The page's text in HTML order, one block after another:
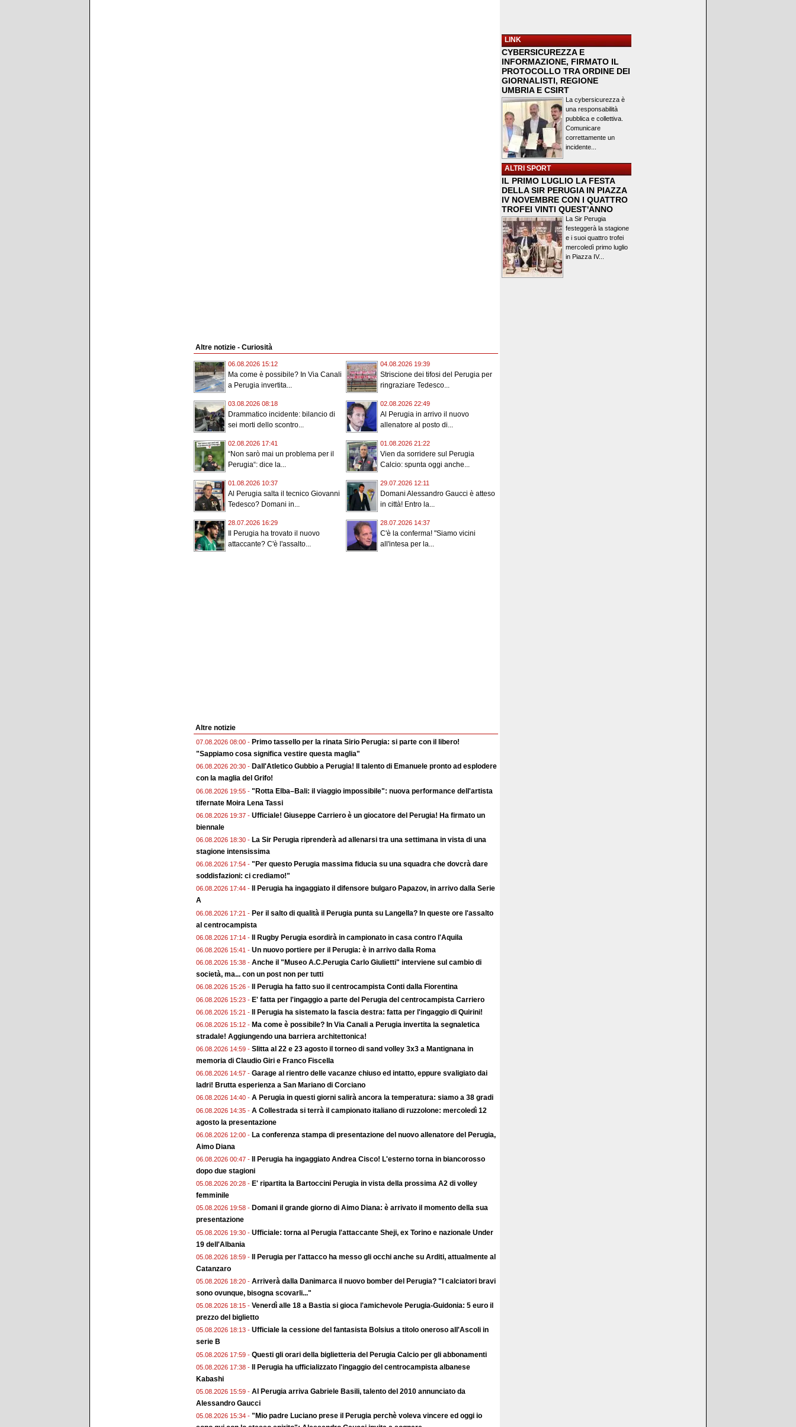
Altre notizie - Curiosità
06.08.2026 15:12
Ma come è possibile? In Via Canali
a Perugia invertita...
04.08.2026 19:39
Striscione dei tifosi del Perugia per
ringraziare Tedesco...
03.08.2026 08:18
Drammatico incidente: bilancio di
sei morti dello scontro...
02.08.2026 22:49
Al Perugia in arrivo il nuovo
allenatore al posto di...
02.08.2026 17:41
“Non sarò mai un problema per il
Perugia“: dice la...
01.08.2026 21:22
Vien da sorridere sul Perugia
Calcio: spunta oggi anche...
01.08.2026 10:37
Al Perugia salta il tecnico Giovanni
Tedesco? Domani in...
29.07.2026 12:11
Domani Alessandro Gaucci è atteso
in città! Entro la...
28.07.2026 16:29
Il Perugia ha trovato il nuovo
attaccante? C'è l'assalto...
28.07.2026 14:37
C'è la conferma! "Siamo vicini
all'intesa per la...
Altre notizie
07.08.2026 08:00 - Primo tassello per la rinata Sirio Perugia: si parte con il libero!
"Sappiamo cosa significa vestire questa maglia"
06.08.2026 20:30 - Dall'Atletico Gubbio a Perugia! Il talento di Emanuele pronto ad esplodere
con la maglia del Grifo!
06.08.2026 19:55 - "Rotta Elba–Bali: il viaggio impossibile": nuova performance dell'artista
tifernate Moira Lena Tassi
06.08.2026 19:37 - Ufficiale! Giuseppe Carriero è un giocatore del Perugia! Ha firmato un
biennale
06.08.2026 18:30 - La Sir Perugia riprenderà ad allenarsi tra una settimana in vista di una
stagione intensissima
06.08.2026 17:54 - "Per questo Perugia massima fiducia su una squadra che dovcrà dare
soddisfazioni: ci crediamo!"
06.08.2026 17:44 -
Il Perugia ha ingaggiato il difensore bulgaro Papazov, in arrivo dalla Serie
A
06.08.2026 17:21 - Per il salto di qualità il Perugia punta su Langella? In queste ore l'assalto
al centrocampista
06.08.2026 17:14 - Il Rugby Perugia esordirà in campionato in casa contro l'Aquila
06.08.2026 15:41 - Un nuovo portiere per il Perugia: è in arrivo dalla Roma
06.08.2026 15:38 - Anche il "Museo A.C.Perugia Carlo Giulietti" interviene sul cambio di
società, ma... con un post non per tutti
06.08.2026 15:26 - Il Perugia ha fatto suo il centrocampista Conti dalla Fiorentina
06.08.2026 15:23 - E' fatta per l'ingaggio a parte del Perugia del centrocampista Carriero
06.08.2026 15:21 - Il Perugia ha sistemato la fascia destra: fatta per l'ingaggio di Quirini!
06.08.2026 15:12 - Ma come è possibile? In Via Canali a Perugia invertita la segnaletica
stradale! Aggiungendo una barriera architettonica!
06.08.2026 14:59 - Slitta al 22 e 23 agosto il torneo di sand volley 3x3 a Mantignana in
memoria di Claudio Giri e Franco Fiscella
06.08.2026 14:57 - Garage al rientro delle vacanze chiuso ed intatto, eppure svaligiato dai
ladri! Brutta esperienza a San Mariano di Corciano
06.08.2026 14:40 - A Perugia in questi giorni salirà ancora la temperatura: siamo a 38 gradi
06.08.2026 14:35 - A Collestrada si terrà il campionato italiano di ruzzolone: mercoledì 12
agosto la presentazione
06.08.2026 12:00 - La conferenza stampa di presentazione del nuovo allenatore del Perugia,
Aimo Diana
06.08.2026 00:47 -
Il Perugia ha ingaggiato Andrea Cisco! L'esterno torna in biancorosso
dopo due stagioni
05.08.2026 20:28 - E' ripartita la Bartoccini Perugia in vista della prossima A2 di volley
femminile
05.08.2026 19:58 - Domani il grande giorno di Aimo Diana: è arrivato il momento della sua
presentazione
05.08.2026 19:30 - Ufficiale: torna al Perugia l'attaccante Sheji, ex Torino e nazionale Under
19 dell'Albania
05.08.2026 18:59 - Il Perugia per l'attacco ha messo gli occhi anche su Arditi, attualmente al
Catanzaro
05.08.2026 18:20 - Arriverà dalla Danimarca il nuovo bomber del Perugia? "I calciatori bravi
sono ovunque, bisogna scovarli..."
05.08.2026 18:15 - Venerdì alle 18 a Bastia si gioca l'amichevole Perugia-Guidonia: 5 euro il
prezzo del biglietto
05.08.2026 18:13 - Ufficiale la cessione del fantasista Bolsius a titolo oneroso all'Ascoli in
serie B
05.08.2026 17:59 - Questi gli orari della biglietteria del Perugia Calcio per gli abbonamenti
05.08.2026 17:38 - Il Perugia ha ufficializzato l'ingaggio del centrocampista albanese
Kabashi
05.08.2026 15:59 - Al Perugia arriva Gabriele Basili, talento del 2010 annunciato da
Alessandro Gaucci
05.08.2026 15:34 - "Mio padre Luciano prese il Perugia perchè voleva vincere ed oggi io
LINK
CYBERSICUREZZA E
INFORMAZIONE, FIRMATO IL
PROTOCOLLO TRA ORDINE DEI
GIORNALISTI, REGIONE
UMBRIA E CSIRT
La cybersicurezza è
una responsabilità
pubblica e collettiva.
Comunicare
correttamente un
incidente...
ALTRI SPORT
IL PRIMO LUGLIO LA FESTA
DELLA SIR PERUGIA IN PIAZZA
IV NOVEMBRE CON I QUATTRO
TROFEI VINTI QUEST'ANNO
La Sir Perugia
festeggerà la stagione
e i suoi quattro trofei
mercoledì primo luglio
in Piazza IV...